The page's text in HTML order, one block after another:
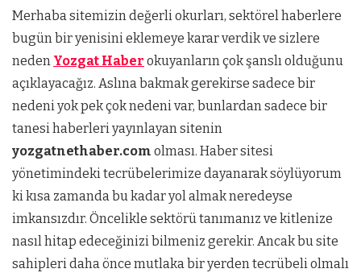
Merhaba sitemizin değerli okurları, sektörel haberlere
bugün bir yenisini eklemeye karar verdik ve sizlere
neden Yozgat Haber okuyanların çok şanslı olduğunu
açıklayacağız. Aslına bakmak gerekirse sadece bir
nedeni yok pek çok nedeni var, bunlardan sadece bir
tanesi haberleri yayınlayan sitenin
yozgatnethaber.com olması. Haber sitesi
yönetimindeki tecrübelerimize dayanarak söylüyorum
ki kısa zamanda bu kadar yol almak neredeyse
imkansızdır. Öncelikle sektörü tanımanız ve kitlenize
nasıl hitap edeceğinizi bilmeniz gerekir. Ancak bu site
sahipleri daha önce mutlaka bir yerden tecrübeli olmalı